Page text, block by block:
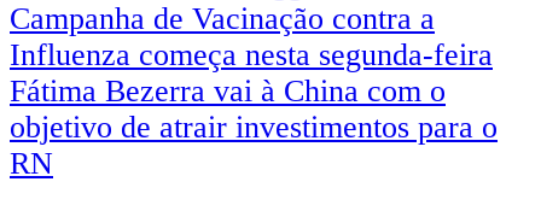
Navegação
de
Post
Campanha de Vacinação contra a
Influenza começa nesta segunda-feira
Fátima Bezerra vai à China com o
objetivo de atrair investimentos para o
RN